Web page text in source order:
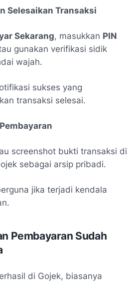
Selesaikan Transaksi
Sekarang, masukkan PIN
gunakan verifikasi sidik
wajah.
sukses yang
transaksi selesai.
screenshot bukti transaksi di
sebagai arsip pribadi.
jika terjadi kendala
Pembayaran Sudah
di Gojek, biasanya